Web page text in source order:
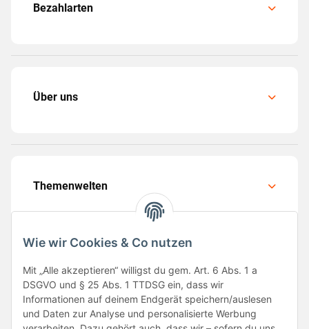
Wie wir Cookies & Co nutzen
Mit „Alle akzeptieren“ willigst du gem. Art. 6 Abs. 1 a
DSGVO und § 25 Abs. 1 TTDSG ein, dass wir
Informationen auf deinem Endgerät speichern/auslesen
und Daten zur Analyse und personalisierte Werbung
Bezahlarten
Über uns
Themenwelten
Folge uns